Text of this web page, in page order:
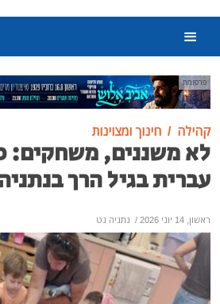
פרסומת
קהילה חינוך ומצוינות
לא משננים, משחקים:
עברית בגיל הרך
ראשון, 14 יוני 2026 / נתניה נט